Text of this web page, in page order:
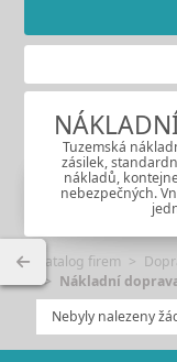
Tuzemská
zásilek,
nákladů,
nebezpečných.
Katalog firem
Nákladní
Nebyly nalezeny